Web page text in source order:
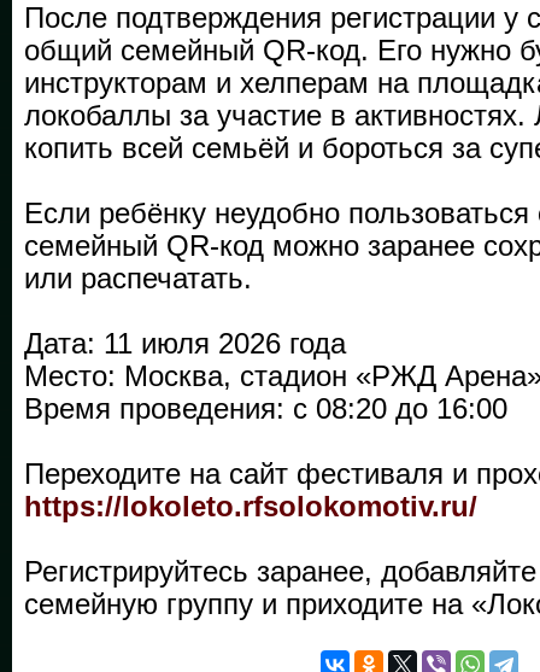
После подтверждения регистрации у
общий семейный QR-код. Его нужно
инструкторам и хелперам на
локобаллы за участие в
копить всей семьёй и бороться за
Если ребёнку неудобно
семейный QR-код можно заранее
или распечатать.
Дата: 11 июля 2026 года
Место: Москва, стадион «РЖД
Время проведения: с 08:20 до 16:00
Переходите на сайт фестиваля и
https://lokoleto.rfsolokomotiv.ru/
Регистрируйтесь заранее,
семейную группу и приходите на